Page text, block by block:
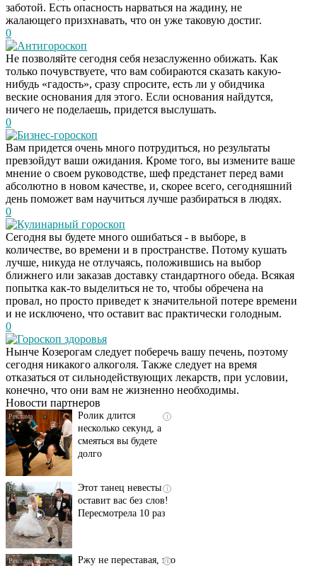
заботой. Есть опасность нарваться на жадину, не
жалающего призхнавать, что он уже таковую достиг.
0
Антигороскоп
Не позволяйте сегодня себя незаслуженно обижать. Как
только почувствуете, что вам собираются сказать какую-
нибудь «гадость», сразу спросите, есть ли у обидчика
веские основания для этого. Если основания найдутся,
ничего не поделаешь, придется выслушать.
0
Бизнес-гороскоп
Вам придется очень много потрудиться, но результаты
превзойдут ваши ожидания. Кроме того, вы измените ваше
мнение о своем руководстве, шеф предстанет перед вами
абсолютно в новом качестве, и, скорее всего, сегодняшний
день поможет вам научиться лучше разбираться в людях.
0
Кулинарный гороскоп
Сегодня вы будете много ошибаться - в выборе, в
количестве, во времени и в пространстве. Потому кушать
лучше, никуда не отлучаясь, положившись на выбор
ближнего или заказав доставку стандартного обеда. Всякая
попытка как-то выделиться не то, чтобы обречена на
провал, но просто приведет к значительной потере времени
и не исключено, что оставит вас практически голодным.
0
Гороскоп здоровья
Нынче Козерогам следует поберечь вашу печень, поэтому
сегодня никакого алкоголя. Также следует на время
отказаться от сильнодействующих лекарств, при условии,
конечно, что они вам не жизненно необходимы.
Новости партнеров
Скрытая камера на
пляже Крыма: Что
люди вытворяют, когда
их не видят...
i
Ролик длится
несколько секунд, а
смеяться вы будете
долго
i
Этот танец невесты
оставит вас без слов!
Пересмотрела 10 раз
i
Ржу не переставая, это